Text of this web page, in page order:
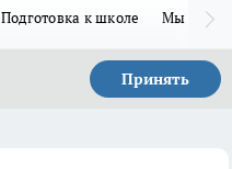
Подготовка к школе Мы в MAX
Принять